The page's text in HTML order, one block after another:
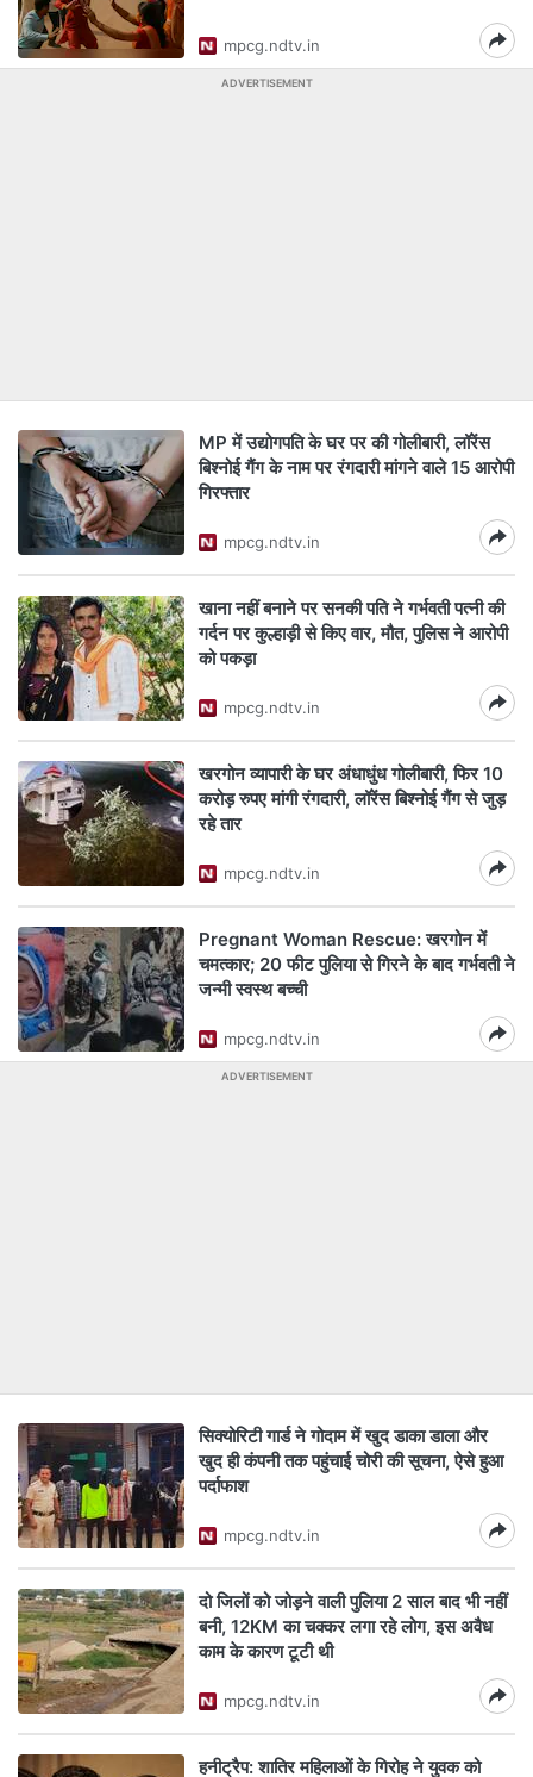
mpcg.ndtv.in
ADVERTISEMENT
MP में उद्योगपति के घर पर की गोलीबारी, लॉरेंस
बिश्नोई गैंग के नाम पर रंगदारी मांगने वाले 15 आरोपी
गिरफ्तार
mpcg.ndtv.in
खाना नहीं बनाने पर सनकी पति ने गर्भवती पत्नी की
गर्दन पर कुल्हाड़ी से किए वार, मौत, पुलिस ने आरोपी
को पकड़ा
mpcg.ndtv.in
खरगोन व्यापारी के घर अंधाधुंध गोलीबारी, फिर 10
करोड़ रुपए मांगी रंगदारी, लॉरेंस बिश्नोई गैंग से जुड़
रहे तार
mpcg.ndtv.in
Pregnant Woman Rescue: खरगोन में
चमत्कार; 20 फीट पुलिया से गिरने के बाद गर्भवती ने
जन्मी स्वस्थ बच्ची
mpcg.ndtv.in
ADVERTISEMENT
सिक्योरिटी गार्ड ने गोदाम में खुद डाका डाला और
खुद ही कंपनी तक पहुंचाई चोरी की सूचना, ऐसे हुआ
पर्दाफाश
mpcg.ndtv.in
दो जिलों को जोड़ने वाली पुलिया 2 साल बाद भी नहीं
बनी, 12KM का चक्कर लगा रहे लोग, इस अवैध
काम के कारण टूटी थी
mpcg.ndtv.in
हनीट्रैप: शातिर महिलाओं के गिरोह ने युवक को